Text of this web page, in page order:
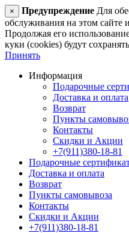
× Предупреждение Для
обслуживания на этом сайте
Продолжая его
куки (cookies) будут
Принять
Информация
Подарочные
Доставка и оплата
Возврат
Пункты
Контакты
Скидки и Акции
+7(911)380-18-81
Подарочные
Доставка и оплата
Возврат
Пункты самовывоза
Контакты
Скидки и Акции
+7(911)380-18-81